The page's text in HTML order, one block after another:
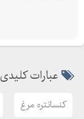
عبارات کلیدی
کنسانتره مرغ